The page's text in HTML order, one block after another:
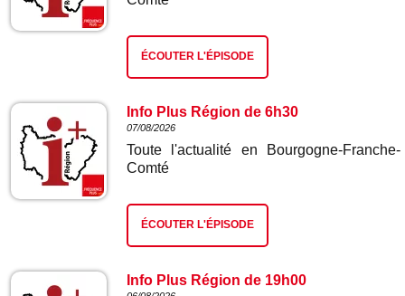
ÉCOUTER L'ÉPISODE
Info Plus Région de 6h30
07/08/2026
Toute l'actualité en Bourgogne-Franche-
Comté
ÉCOUTER L'ÉPISODE
Info Plus Région de 19h00